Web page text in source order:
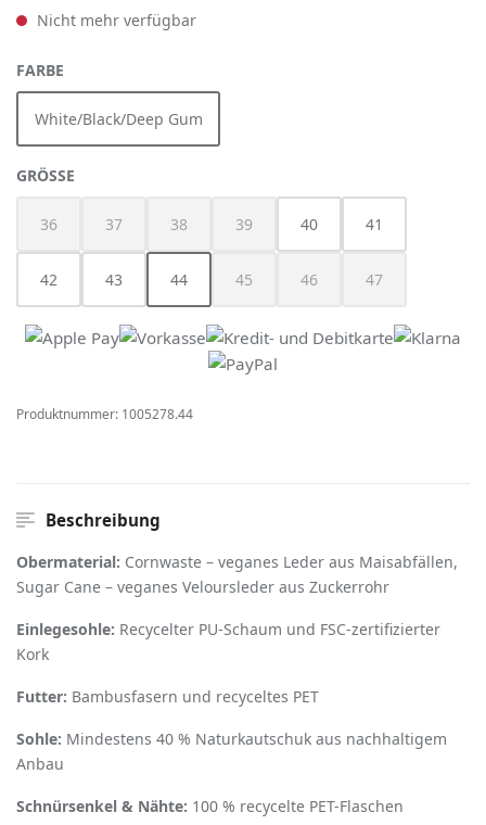
Nicht mehr verfügbar
FARBE
White/Black/Deep Gum
(Diese Option ist zurzeit nicht verfügbar.)
GRÖSSE
36
(Diese Option ist zurzeit nicht verfügbar.)
37
(Diese Option ist zurzeit nicht verfügbar.)
38
(Diese Option ist zurzeit nicht verfügbar.)
39
(Diese Option ist zurzeit nicht
40 41
42 43 44
(Diese Option ist zurzeit nicht verfügbar.)
45
(Diese Option ist zurzeit nicht
46
(Diese Option ist zurzeit
47
(Diese Option ist
Produktnummer: 1005278.44
Beschreibung
Obermaterial: Cornwaste – veganes Leder aus Maisabfällen,
Sugar Cane – veganes Veloursleder aus Zuckerrohr
Einlegesohle: Recycelter PU-Schaum und FSC-zertifizierter
Kork
Futter: Bambusfasern und recyceltes PET
Sohle: Mindestens 40 % Naturkautschuk aus nachhaltigem
Anbau
Schnürsenkel & Nähte: 100 % recycelte PET-Flaschen